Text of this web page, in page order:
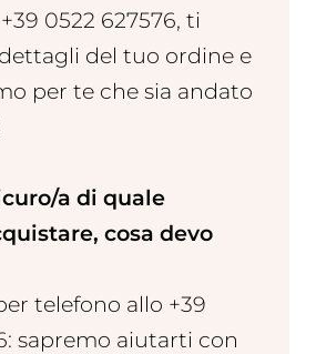
0522 627576, ti
del tuo ordine e
per te che sia andato
a di quale
cosa devo
telefono allo +39
sapremo aiutarti con